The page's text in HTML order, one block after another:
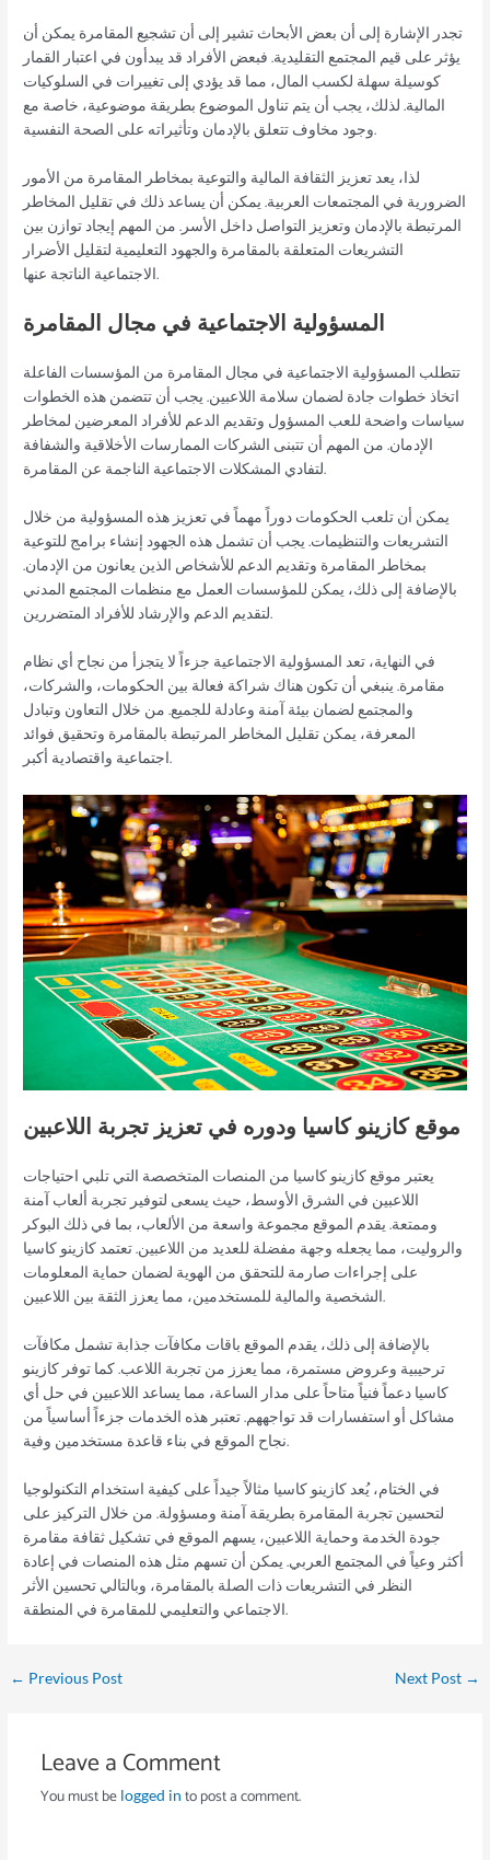
تجدر الإشارة إلى أن بعض الأبحاث تشير إلى أن تشجيع المقامرة يمكن أن
يؤثر على قيم المجتمع التقليدية. فبعض الأفراد قد يبدأون في اعتبار القمار
كوسيلة سهلة لكسب المال، مما قد يؤدي إلى تغييرات في السلوكيات
المالية. لذلك، يجب أن يتم تناول الموضوع بطريقة موضوعية، خاصة مع
وجود مخاوف تتعلق بالإدمان وتأثيراته على الصحة النفسية.
لذا، يعد تعزيز الثقافة المالية والتوعية بمخاطر المقامرة من الأمور
الضرورية في المجتمعات العربية. يمكن أن يساعد ذلك في تقليل المخاطر
المرتبطة بالإدمان وتعزيز التواصل داخل الأسر. من المهم إيجاد توازن بين
التشريعات المتعلقة بالمقامرة والجهود التعليمية لتقليل الأضرار
الاجتماعية الناتجة عنها.
المسؤولية الاجتماعية في مجال المقامرة
تتطلب المسؤولية الاجتماعية في مجال المقامرة من المؤسسات الفاعلة
اتخاذ خطوات جادة لضمان سلامة اللاعبين. يجب أن تتضمن هذه الخطوات
سياسات واضحة للعب المسؤول وتقديم الدعم للأفراد المعرضين لمخاطر
الإدمان. من المهم أن تتبنى الشركات الممارسات الأخلاقية والشفافة
لتفادي المشكلات الاجتماعية الناجمة عن المقامرة.
يمكن أن تلعب الحكومات دوراً مهماً في تعزيز هذه المسؤولية من خلال
التشريعات والتنظيمات. يجب أن تشمل هذه الجهود إنشاء برامج للتوعية
بمخاطر المقامرة وتقديم الدعم للأشخاص الذين يعانون من الإدمان.
بالإضافة إلى ذلك، يمكن للمؤسسات العمل مع منظمات المجتمع المدني
لتقديم الدعم والإرشاد للأفراد المتضررين.
في النهاية، تعد المسؤولية الاجتماعية جزءاً لا يتجزأ من نجاح أي نظام
مقامرة. ينبغي أن تكون هناك شراكة فعالة بين الحكومات، والشركات،
والمجتمع لضمان بيئة آمنة وعادلة للجميع. من خلال التعاون وتبادل
المعرفة، يمكن تقليل المخاطر المرتبطة بالمقامرة وتحقيق فوائد
اجتماعية واقتصادية أكبر.
موقع كازينو كاسيا ودوره في تعزيز تجربة اللاعبين
يعتبر موقع كازينو كاسيا من المنصات المتخصصة التي تلبي احتياجات
اللاعبين في الشرق الأوسط، حيث يسعى لتوفير تجربة ألعاب آمنة
وممتعة. يقدم الموقع مجموعة واسعة من الألعاب، بما في ذلك البوكر
والروليت، مما يجعله وجهة مفضلة للعديد من اللاعبين. تعتمد كازينو كاسيا
على إجراءات صارمة للتحقق من الهوية لضمان حماية المعلومات
الشخصية والمالية للمستخدمين، مما يعزز الثقة بين اللاعبين.
بالإضافة إلى ذلك، يقدم الموقع باقات مكافآت جذابة تشمل مكافآت
ترحيبية وعروض مستمرة، مما يعزز من تجربة اللاعب. كما توفر كازينو
كاسيا دعماً فنياً متاحاً على مدار الساعة، مما يساعد اللاعبين في حل أي
مشاكل أو استفسارات قد تواجههم. تعتبر هذه الخدمات جزءاً أساسياً من
نجاح الموقع في بناء قاعدة مستخدمين وفية.
في الختام، يُعد كازينو كاسيا مثالاً جيداً على كيفية استخدام التكنولوجيا
لتحسين تجربة المقامرة بطريقة آمنة ومسؤولة. من خلال التركيز على
جودة الخدمة وحماية اللاعبين، يسهم الموقع في تشكيل ثقافة مقامرة
أكثر وعياً في المجتمع العربي. يمكن أن تسهم مثل هذه المنصات في إعادة
النظر في التشريعات ذات الصلة بالمقامرة، وبالتالي تحسين الأثر
الاجتماعي والتعليمي للمقامرة في المنطقة.
← Previous Post Next Post →
Leave a Comment
You must be logged in to post a comment.